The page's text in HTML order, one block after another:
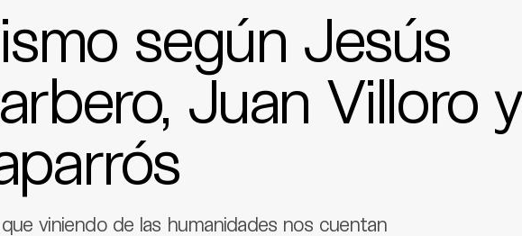
según Jesús
Juan Villoro y
viniendo de las humanidades nos cuentan